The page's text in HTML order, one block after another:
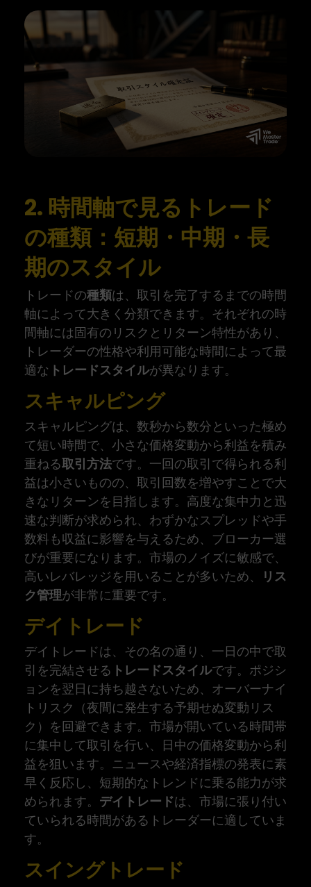
2. 時間軸で見るトレード
の種類：短期・中期・長
期のスタイル
トレードの種類は、取引を完了するまでの時間
軸によって大きく分類できます。それぞれの時
間軸には固有のリスクとリターン特性があり、
トレーダーの性格や利用可能な時間によって最
適な トレードスタイルが異なります。
スキャルピング
スキャルピングは、数秒から数分といった極め
て短い時間で、小さな価格変動から利益を積み
重ねる取引方法です。一回の取引で得られる利
益は小さいものの、取引回数を増やすことで大
きなリターンを目指します。高度な集中力と迅
速な判断が求められ、わずかなスプレッドや手
数料も収益に影響を与えるため、ブローカー選
びが重要になります。市場のノイズに敏感で、
高いレバレッジを用いることが多いため、
リス
ク管理が非常に重要です。
デイトレード
デイトレードは、その名の通り、一日の中で取
引を完結させる トレードスタイルです。ポジシ
ョンを翌日に持ち越さないため、オーバーナイ
トリスク（夜間に発生する予期せぬ変動リス
ク）を回避できます。市場が開いている時間帯
に集中して取引を行い、日中の価格変動から利
益を狙います。ニュースや経済指標の発表に素
早く反応し、短期的なトレンドに乗る能力が求
められます。 デイトレードは、市場に張り付い
ていられる時間があるトレーダーに適していま
す。
スイングトレード